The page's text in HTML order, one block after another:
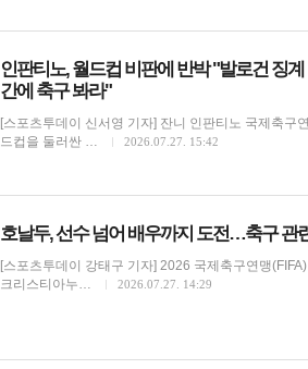
인판티노, 월드컵 비판에 반박 "발로건 징
간에 축구 봐라"
[스포츠투데이 신서영 기자] 잔니 인판티노 국제축구
드컵을 둘러싼 …
2026.07.27. 15:42
호날두, 선수 넘어 배우까지 도전…축구 관
[스포츠투데이 강태구 기자] 2026 국제축구연맹
크리스티아누…
2026.07.27. 14:29